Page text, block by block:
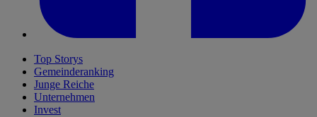
Top Storys
Gemeinderanking
Junge Reiche
Unternehmen
Invest